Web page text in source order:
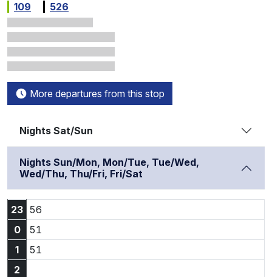
109
526
More departures from this stop
Nights Sat/Sun
Nights Sun/Mon, Mon/Tue, Tue/Wed,
Wed/Thu, Thu/Fri, Fri/Sat
23 56
0
51
1
51
2